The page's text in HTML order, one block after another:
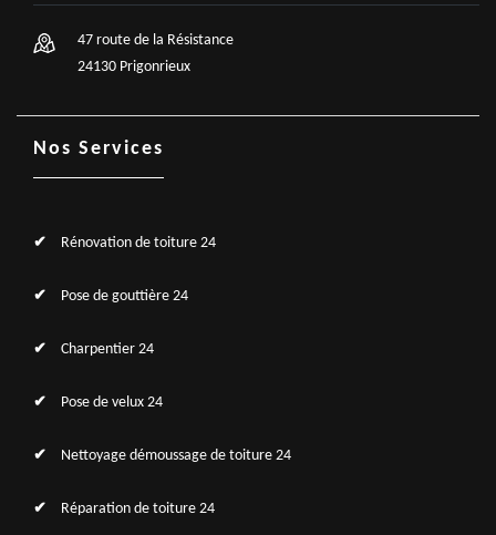
47 route de la Résistance
24130 Prigonrieux
Nos Services
Rénovation de toiture 24
Pose de gouttière 24
Charpentier 24
Pose de velux 24
Nettoyage démoussage de toiture 24
Réparation de toiture 24